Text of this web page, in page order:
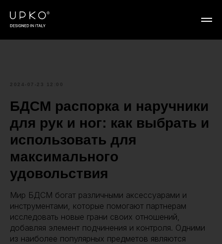
2024-07-23 12:00
БДСМ распорка и наручники
для рук и ног: как выбрать и
использовать для
максимального
удовольствия
Мир БДСМ богат различными аксессуарами и
инструментами, которые помогают партнерам
исследовать новые грани своих отношений,
добавляя элемент подчинения и контроля. Одними
из наиболее популярных предметов являются